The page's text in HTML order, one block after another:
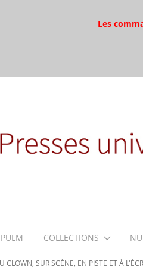
Les
COLLECTIONS
CLOWN, SUR SCÈNE, EN PISTE ET À